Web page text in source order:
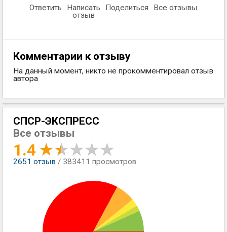
Ответить
Написать
отзыв
Поделиться Все отзывы
Комментарии к отзыву
На данный момент, никто не прокомментировал отзыв
автора
СПСР-ЭКСПРЕСС
Все отзывы
1.4
2651 отзыв / 383411 просмотров